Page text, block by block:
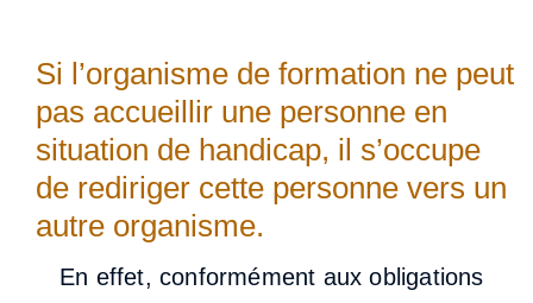
Si l’organisme de formation ne peut
pas accueillir une personne en
situation de handicap, il s’occupe
de rediriger cette personne vers un
autre organisme.
En effet, conformément aux obligations